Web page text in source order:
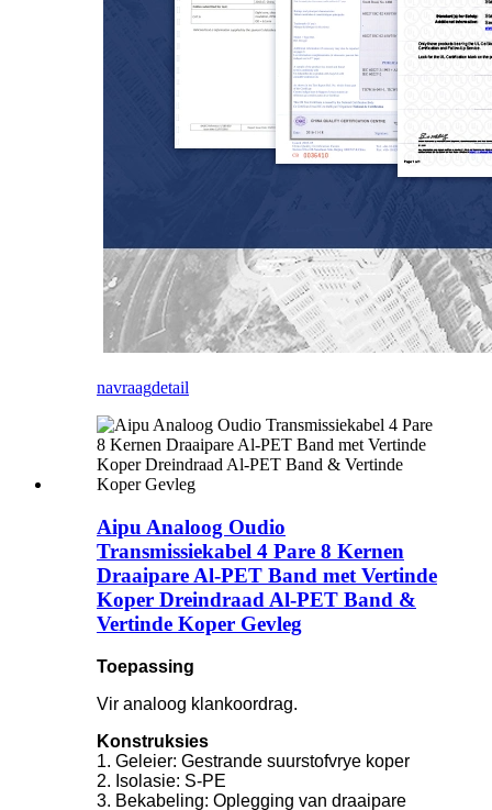
navraagdetail
Aipu Analoog Oudio
Transmissiekabel 4 Pare 8 Kernen
Draaipare Al-PET Band met Vertinde
Koper Dreindraad Al-PET Band &
Vertinde Koper Gevleg
Toepassing
Vir analoog klankoordrag.
Konstruksies
1. Geleier: Gestrande suurstofvrye koper
2. Isolasie: S-PE
3. Bekabeling: Oplegging van draaipare